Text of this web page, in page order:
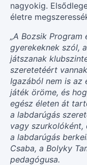
nagyokig.
életre
„A Bozsik Program
gyerekeknek szól,
játszanak
szeretetéért
Igazából nem is az
játék öröme, és
egész életen át
a labdarúgás
vagy
a labdarúgás
Csaba, a Bolyky
pedagógusa.